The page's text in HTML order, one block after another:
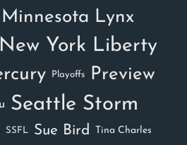
Minnesota Lynx
New York Liberty
Playoffs Preview
Seattle Storm
SSFL Sue Bird Tina Charles